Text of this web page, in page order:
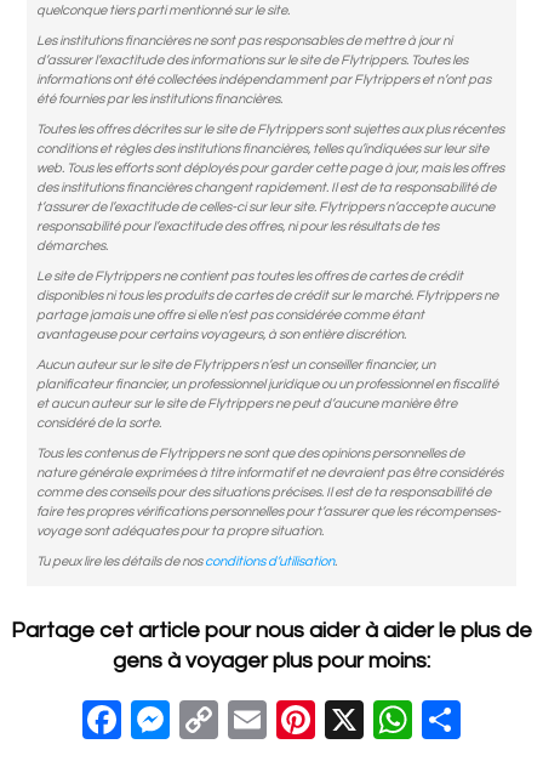
quelconque tiers parti mentionné sur le site.
Les institutions financières ne sont pas responsables de mettre à jour ni
d’assurer l’exactitude des informations sur le site de Flytrippers. Toutes les
informations ont été collectées indépendamment par Flytrippers et n’ont pas
été fournies par les institutions financières.
Toutes les offres décrites sur le site de Flytrippers sont sujettes aux plus récentes
conditions et règles des institutions financières, telles qu’indiquées sur leur site
web. Tous les efforts sont déployés pour garder cette page à jour, mais les offres
des institutions financières changent rapidement. Il est de ta responsabilité de
t’assurer de l’exactitude de celles-ci sur leur site. Flytrippers n’accepte aucune
responsabilité pour l’exactitude des offres, ni pour les résultats de tes
démarches.
Le site de Flytrippers ne contient pas toutes les offres de cartes de crédit
disponibles ni tous les produits de cartes de crédit sur le marché. Flytrippers ne
partage jamais une offre si elle n’est pas considérée comme étant
avantageuse pour certains voyageurs, à son entière discrétion.
Aucun auteur sur le site de Flytrippers n’est un conseiller financier, un
planificateur financier, un professionnel juridique ou un professionnel en fiscalité
et aucun auteur sur le site de Flytrippers ne peut d’aucune manière être
considéré de la sorte.
Tous les contenus de Flytrippers ne sont que des opinions personnelles de
nature générale exprimées à titre informatif et ne devraient pas être considérés
comme des conseils pour des situations précises. Il est de ta responsabilité de
faire tes propres vérifications personnelles pour t’assurer que les récompenses-
voyage sont adéquates pour ta propre situation.
Tu peux lire les détails de nosconditions d’utilisation.
Partage cet article pour nous aider à aider le plus de
gens à voyager plus pour moins:
F
M
C
E
Pi
X
W